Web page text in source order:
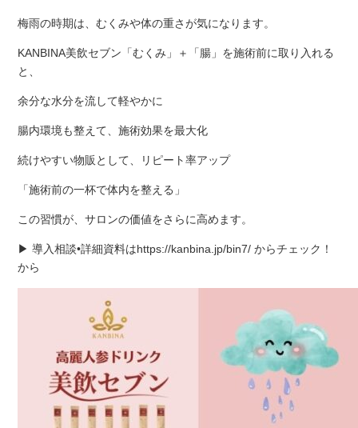
梅雨の時期は、むくみや体の重さが気になります。
KANBINA美飲セブン「むくみ」＋「腸」を施術前に取り入れる
と、
余分な水分を流して軽やかに
腸内環境も整えて、施術効果を最大化
続けやすい物販として、リピート率アップ
「施術前の一杯で体内を整える」
この習慣が、サロンの価値をさらに高めます。
▶ 導入相談•詳細資料はhttps://kanbina.jp/bin7/ からチェック！
から